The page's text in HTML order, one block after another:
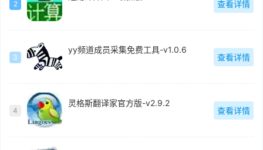
2 查看详情
3
yy频道成员采集免费工具-v1.0.6
查看详情
4
灵格斯翻译家官方版-v2.9.2
查看详情